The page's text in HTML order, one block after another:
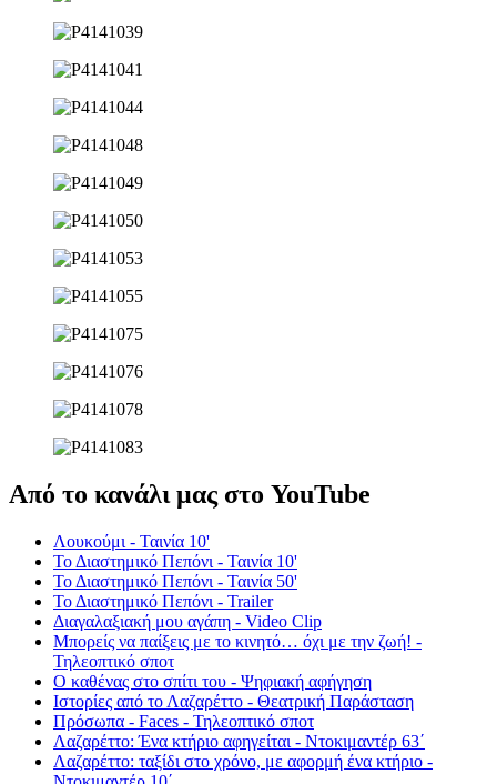
Από το κανάλι μας στο YouTube
Λουκούμι - Ταινία 10'
Το Διαστημικό Πεπόνι - Ταινία 10'
Το Διαστημικό Πεπόνι - Ταινία 50'
Το Διαστημικό Πεπόνι - Trailer
Διαγαλαξιακή μου αγάπη - Video Clip
Μπορείς να παίξεις με το κινητό… όχι με την ζωή! -
Τηλεοπτικό σποτ
Ο καθένας στο σπίτι του - Ψηφιακή αφήγηση
Ιστορίες από το Λαζαρέττο - Θεατρική Παράσταση
Πρόσωπα - Faces - Τηλεοπτικό σποτ
Λαζαρέττο: Ένα κτήριο αφηγείται - Ντοκιμαντέρ 63΄
Λαζαρέττο: ταξίδι στο χρόνο, με αφορμή ένα κτήριο -